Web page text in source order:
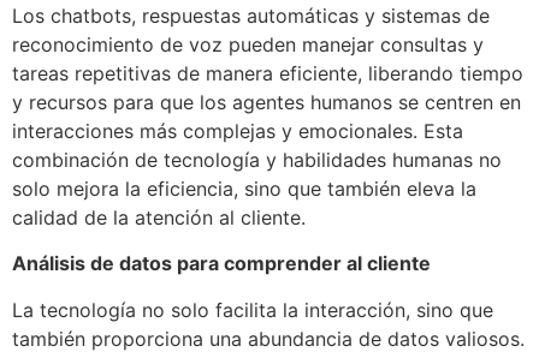
Los chatbots, respuestas automáticas y sistemas de
reconocimiento de voz pueden manejar consultas y
tareas repetitivas de manera eficiente, liberando tiempo
y recursos para que los agentes humanos se centren en
interacciones más complejas y emocionales. Esta
combinación de tecnología y habilidades humanas no
solo mejora la eficiencia, sino que también eleva la
calidad de la atención al cliente.
Análisis de datos para comprender al cliente
La tecnología no solo facilita la interacción, sino que
también proporciona una abundancia de datos valiosos.